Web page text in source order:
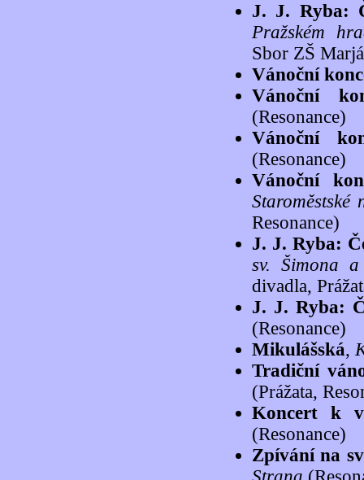
J. J. Ryba:
Pražském
Sbor ZŠ
Vánoční
Vánoční
(Resonance)
Vánoční
(Resonance)
Vánoční
Staroměstské
Resonance)
J. J. Ryba:
sv. Šimona
divadla,
J. J. Ryba:
(Resonance)
Mikulášská,
Tradiční
(Prážata,
Koncert k
(Resonance)
Zpívání na